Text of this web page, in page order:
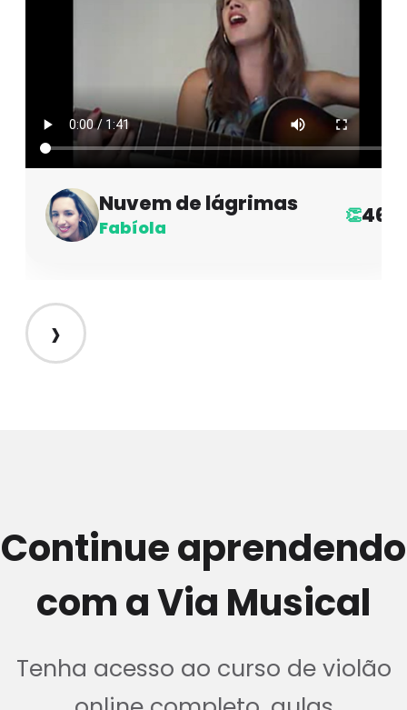
Nuvem de lágrimas
Fabíola
👏46
›
Continue aprendendo
com a Via Musical
Tenha acesso ao curso de violão